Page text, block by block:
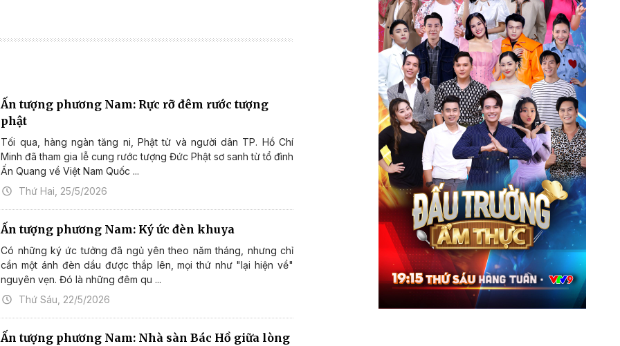
Ấn tượng phương Nam: Rực rỡ đêm rước tượng
phật
Tối qua, hàng ngàn tăng ni, Phật tử và người dân TP. Hồ Chí
Minh đã tham gia lễ cung rước tượng Đức Phật sơ sanh từ tổ đình
Ấn Quang về Việt Nam Quốc ...
Thứ Hai, 25/5/2026
Ấn tượng phương Nam: Ký ức đèn khuya
Có những ký ức tưởng đã ngủ yên theo năm tháng, nhưng chỉ
cần một ánh đèn dầu được thắp lên, mọi thứ như "lại hiện về"
nguyên vẹn. Đó là những đêm qu ...
Thứ Sáu, 22/5/2026
Ấn tượng phương Nam: Nhà sàn Bác Hồ giữa lòng